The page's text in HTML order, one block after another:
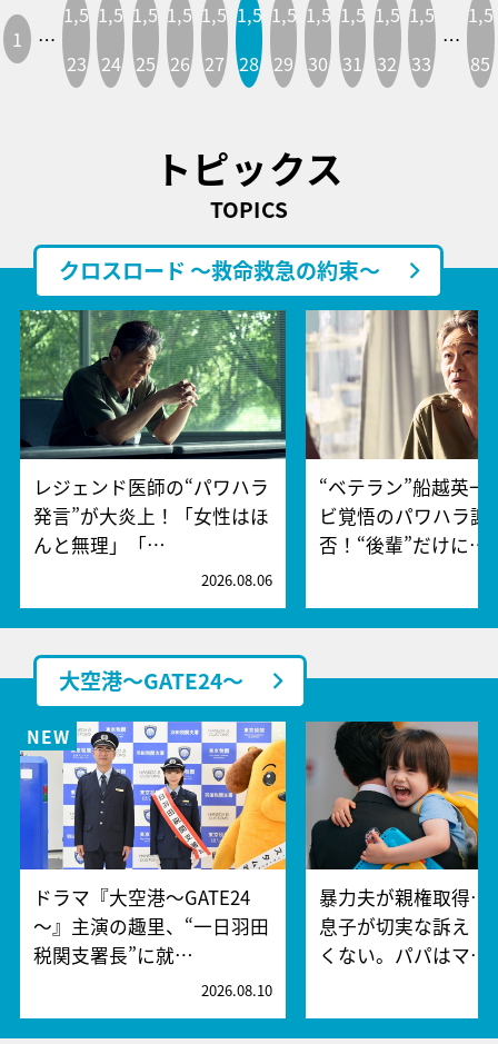
1 …
1,5
23
1,5
24
1,5
25
1,5
26
1,5
27
1,5
28
1,5
29
1,5
30
1,5
31
1,5
32
1,5
33
…
1,5
85
トピックス
TOPICS
クロスロード ～救命救急の約束～
レジェンド医師の“パワハラ
発言”が大炎上！「女性はほ
んと無理」「…
2026.08.06
“ベテラン”船越英一
ビ覚悟のパワハラ謝
否！“後輩”だけに…
大空港～GATE24～
ドラマ『大空港～GATE24
～』主演の趣里、“一日羽田
税関支署長”に就…
2026.08.10
暴力夫が親権取得…
息子が切実な訴え「
くない。パパはマ…